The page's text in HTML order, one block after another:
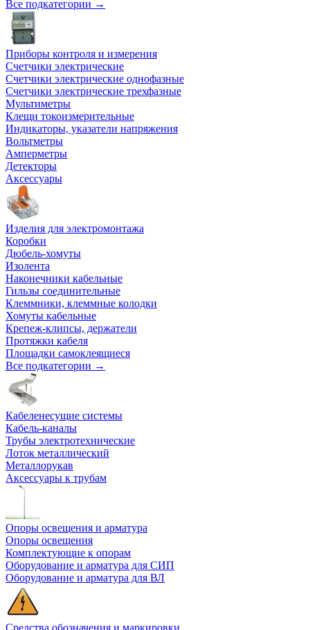
Все подкатегории →
Приборы контроля и измерения
Счетчики электрические
Счетчики электрические однофазные
Счетчики электрические трехфазные
Мультиметры
Клещи токоизмерительные
Индикаторы, указатели напряжения
Вольтметры
Амперметры
Детекторы
Аксессуары
Изделия для электромонтажа
Коробки
Дюбель-хомуты
Изолента
Наконечники кабельные
Гильзы соединительные
Клеммники, клеммные колодки
Хомуты кабельные
Крепеж-клипсы, держатели
Протяжки кабеля
Площадки самоклеящиеся
Все подкатегории →
Кабеленесущие системы
Кабель-каналы
Трубы электротехнические
Лоток металлический
Металлорукав
Аксессуары к трубам
Опоры освещения и арматура
Опоры освещения
Комплектующие к опорам
Оборудование и арматура для СИП
Оборудование и арматура для ВЛ
Средства обозначения и маркировки